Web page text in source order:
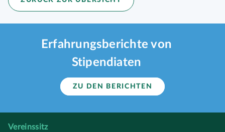
Erfahrungsberichte von
Stipendiaten
ZU DEN BERICHTEN
Vereinssitz